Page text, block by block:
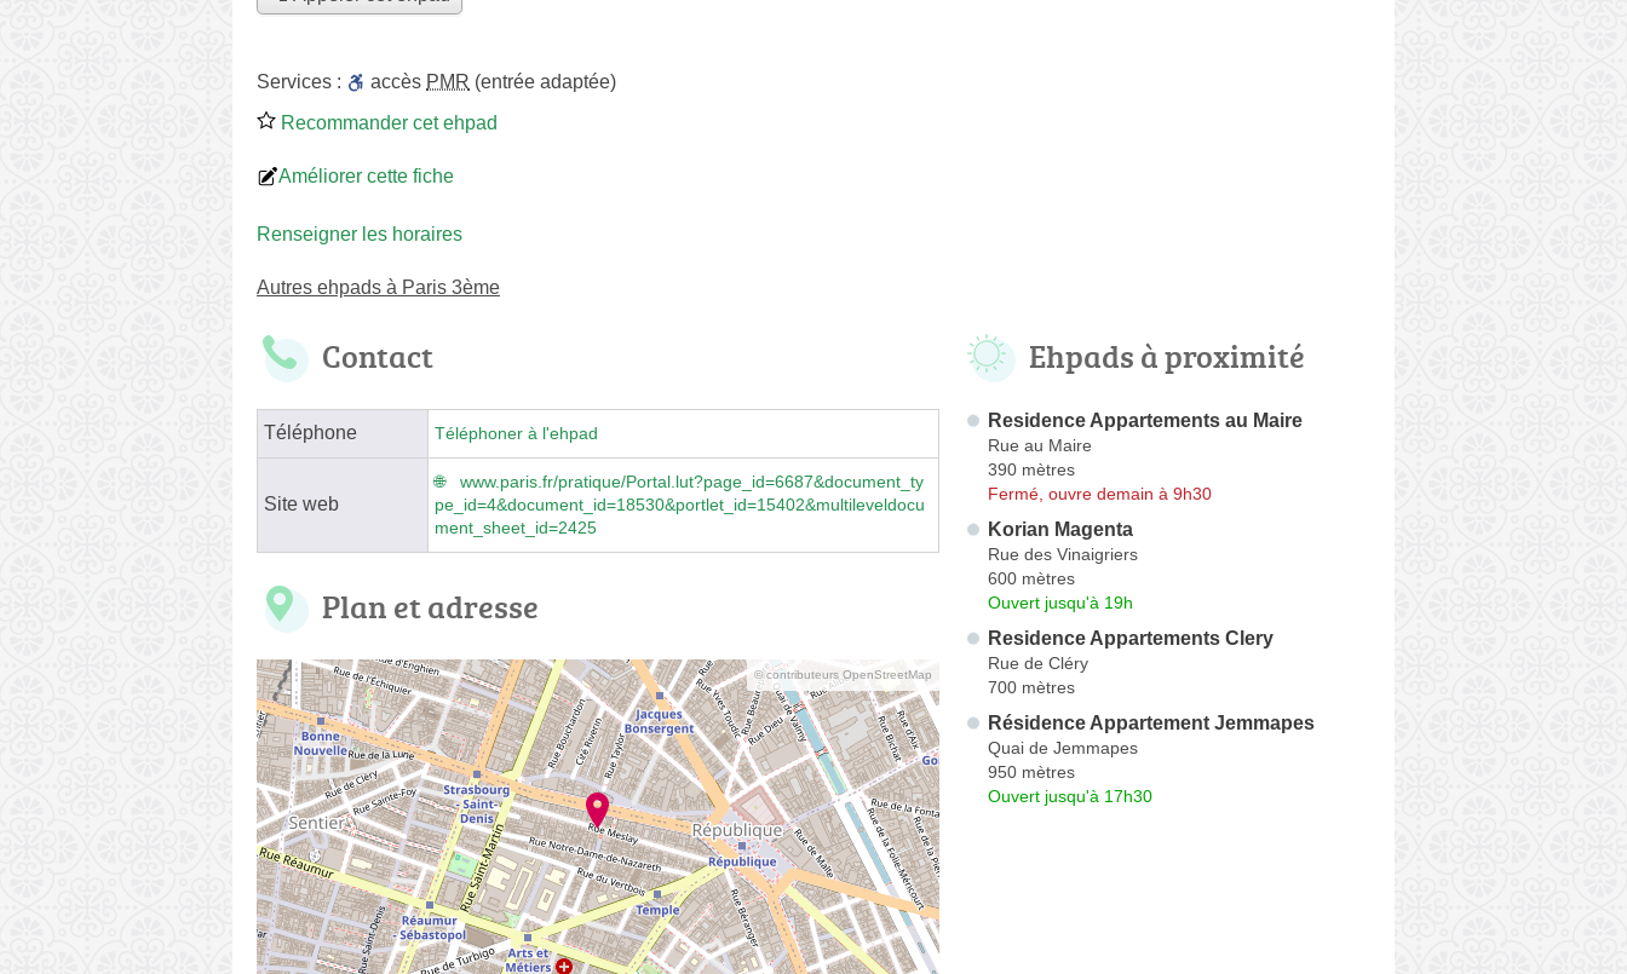
Services : accès PMR (entrée adaptée)
Recommander cet ehpad
Améliorer cette fiche
Renseigner les horaires
Autres ehpads à Paris 3ème
Contact
Téléphone Téléphoner à l'ehpad
Site web
www.paris.fr/pratique/Portal.lut?page_id=6687&document_ty
pe_id=4&document_id=18530&portlet_id=15402&multileveldocu
ment_sheet_id=2425
Plan et adresse
© contributeurs OpenStreetMap
Ehpads à proximité
Residence Appartements au Maire
Rue au Maire
390 mètres
Fermé, ouvre demain à 9h30
Korian Magenta
Rue des Vinaigriers
600 mètres
Ouvert jusqu'à 19h
Residence Appartements Clery
Rue de Cléry
700 mètres
Résidence Appartement Jemmapes
Quai de Jemmapes
950 mètres
Ouvert jusqu'à 17h30